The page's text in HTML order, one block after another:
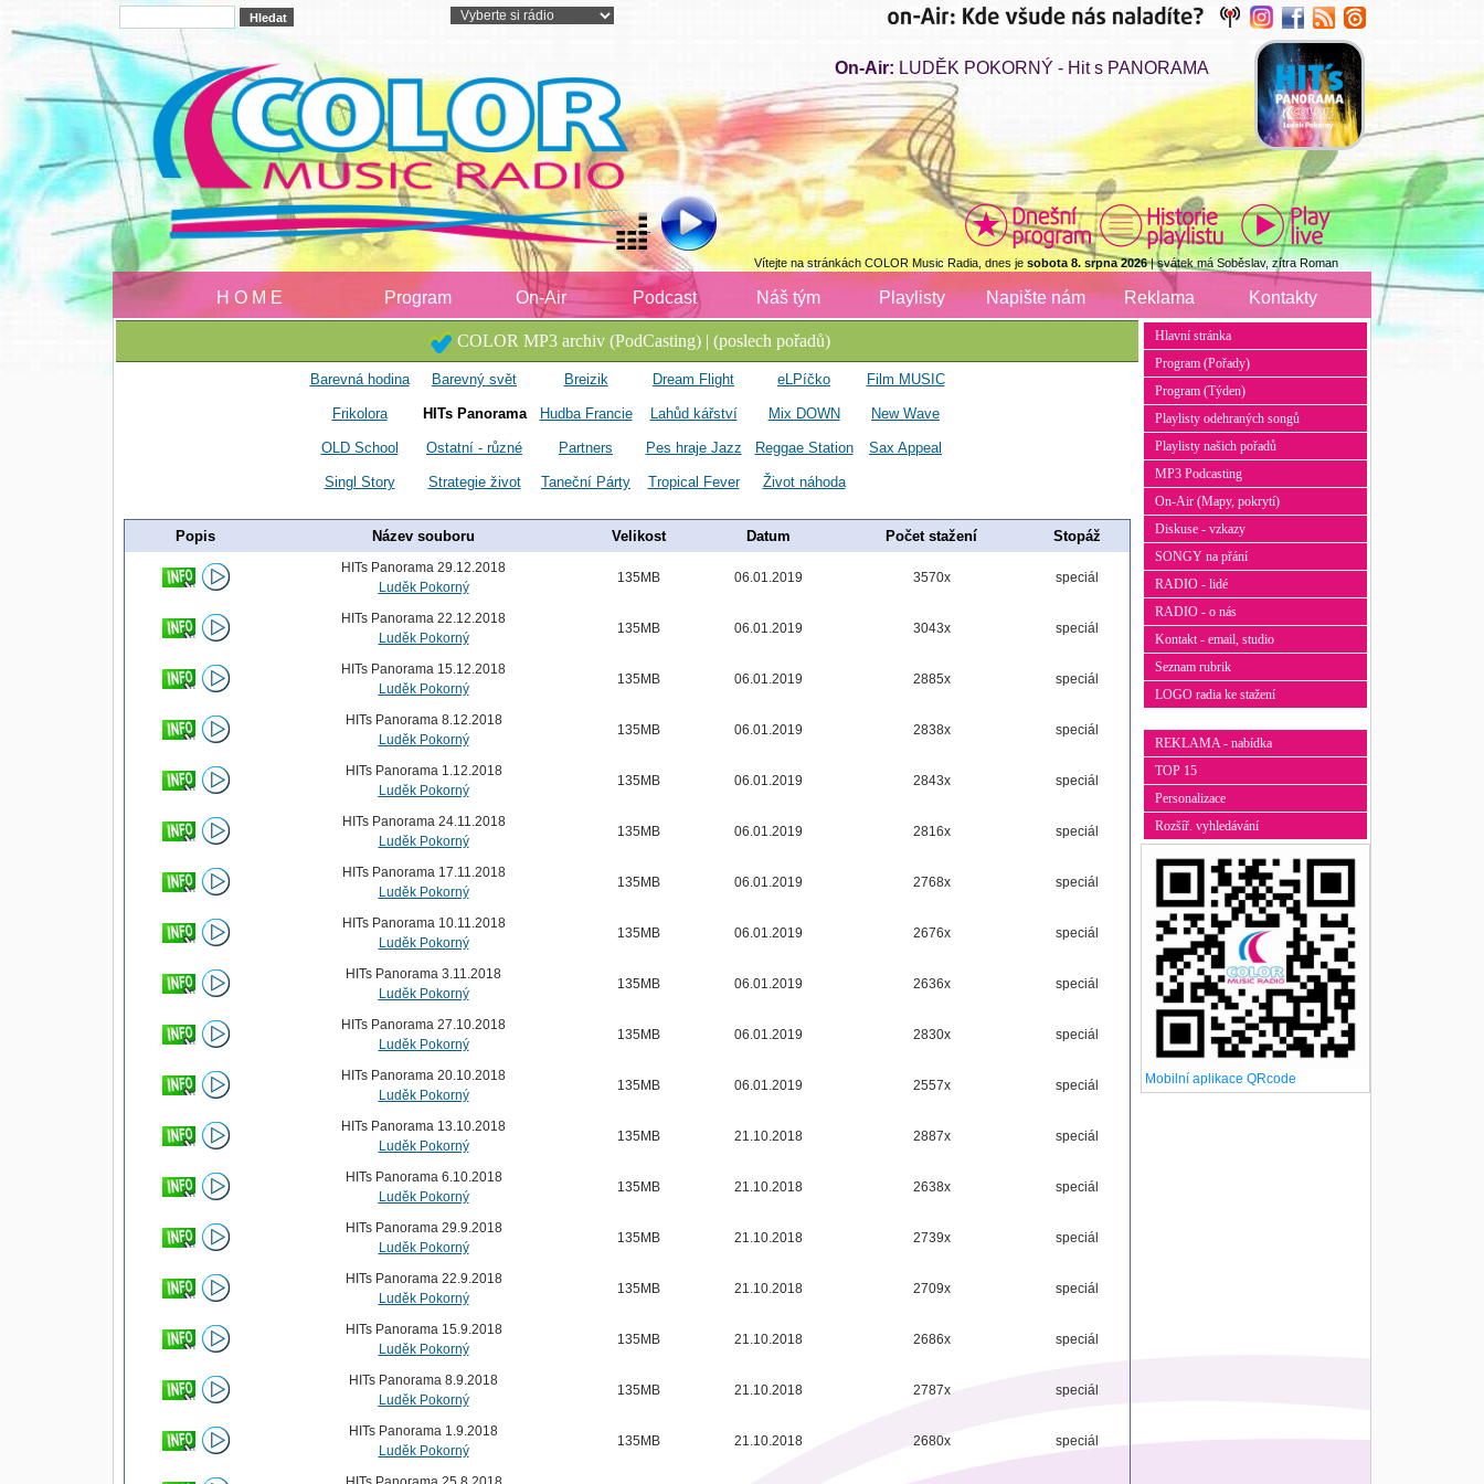
On-Air: LUDĚK POKORNÝ - Hit s PANORAMA
Vítejte na stránkách COLOR Music Radia, dnes je sobota 8. srpna 2026| svátek má Soběslav, zítra Roman
H O M E Program On-Air Podcast Náš tým Playlisty Napište nám Reklama Kontakty
COLOR MP3 archiv (PodCasting) | (poslech pořadů)
Barevná hodina Barevný svět Breizik Dream Flight eLPíčko Film MUSIC
Frikolora HITs Panorama Hudba Francie Lahůd kářství Mix DOWN New Wave
OLD School Ostatní - různé Partners Pes hraje Jazz Reggae Station Sax Appeal
Singl Story Strategie život Taneční Párty Tropical Fever Život náhoda
Popis Název souboru Velikost Datum Počet stažení Stopáž
HITs Panorama 29.12.2018
Luděk Pokorný
135MB 06.01.2019 3570x speciál
HITs Panorama 22.12.2018
Luděk Pokorný
135MB 06.01.2019 3043x speciál
HITs Panorama 15.12.2018
Luděk Pokorný
135MB 06.01.2019 2885x speciál
HITs Panorama 8.12.2018
Luděk Pokorný
135MB 06.01.2019 2838x speciál
HITs Panorama 1.12.2018
Luděk Pokorný
135MB 06.01.2019 2843x speciál
HITs Panorama 24.11.2018
Luděk Pokorný
135MB 06.01.2019 2816x speciál
HITs Panorama 17.11.2018
Luděk Pokorný
135MB 06.01.2019 2768x speciál
HITs Panorama 10.11.2018
Luděk Pokorný
135MB 06.01.2019 2676x speciál
HITs Panorama 3.11.2018
Luděk Pokorný
135MB 06.01.2019 2636x speciál
HITs Panorama 27.10.2018
Luděk Pokorný
135MB 06.01.2019 2830x speciál
HITs Panorama 20.10.2018
Luděk Pokorný
135MB 06.01.2019 2557x speciál
HITs Panorama 13.10.2018
Luděk Pokorný
135MB 21.10.2018 2887x speciál
HITs Panorama 6.10.2018
Luděk Pokorný
135MB 21.10.2018 2638x speciál
HITs Panorama 29.9.2018
Luděk Pokorný
135MB 21.10.2018 2739x speciál
HITs Panorama 22.9.2018
Luděk Pokorný
135MB 21.10.2018 2709x speciál
HITs Panorama 15.9.2018
Luděk Pokorný
135MB 21.10.2018 2686x speciál
HITs Panorama 8.9.2018
Luděk Pokorný
135MB 21.10.2018 2787x speciál
HITs Panorama 1.9.2018
Luděk Pokorný
135MB 21.10.2018 2680x speciál
Hlavní stránka
Program (Pořady)
Program (Týden)
Playlisty odehraných songů
Playlisty našich pořadů
MP3 Podcasting
On-Air (Mapy, pokrytí)
Diskuse - vzkazy
SONGY na přání
RADIO - lidé
RADIO - o nás
Kontakt - email, studio
Seznam rubrik
LOGO radia ke stažení
REKLAMA - nabídka
TOP 15
Personalizace
Rozšíř. vyhledávání
Mobilní aplikace QRcode